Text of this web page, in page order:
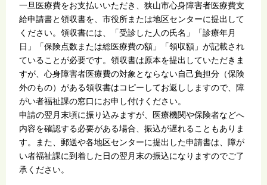
一旦医療費をお支払いいただき、狭山市心身障害者医療費支
給申請書と領収書を、市役所または地区センターに提出して
ください。領収書には、「受診した人の氏名」「診療年月
日」「保険点数または総医療費の額」「領収額」が記載され
ていることが必要です。領収書は原本を提出していただきま
すが、心身障害者医療費の対象とならない自己負担分（保険
外のもの）がある領収書はコピーしてお返ししますので、障
がい者福祉課の窓口にお申し付けください。
申請の翌月末頃に振り込みますが、医療機関や保険者などへ
内容を確認する必要がある場合、振込が遅れることもありま
す。また、郵送や各地区センターに提出した申請書は、障が
い者福祉課に到着した日の翌月末の振込になりますのでご了
承ください。